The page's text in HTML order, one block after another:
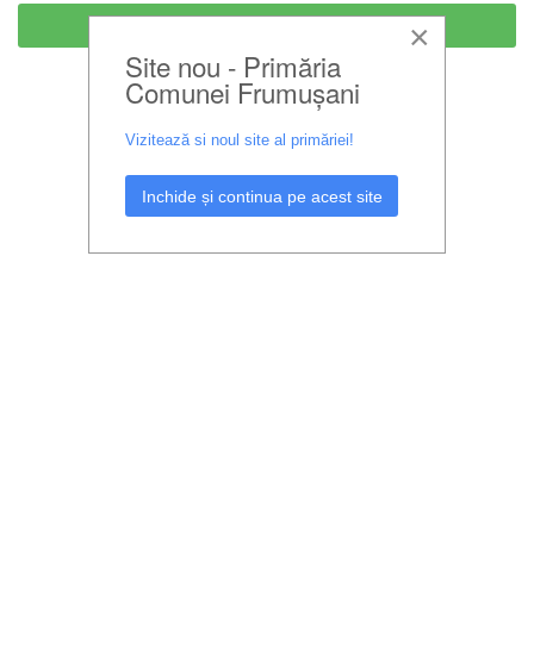
×
Site nou - Primăria
Comunei Frumușani
Vizitează si noul site al primăriei!
Inchide și continua pe acest site